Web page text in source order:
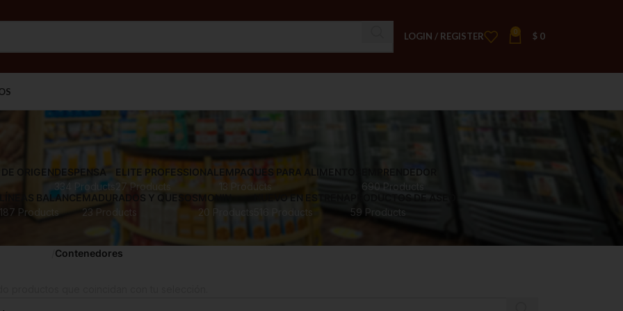
LOGIN / REGISTER 0 $ 0
ORIGENDESPENSA
334 Products
ELITE PROFESSIONAL
27 Products
EMPAQUES PARA ALIMENTOS
13 Products
EMPRENDEDOR
690 Products
LÍNEAS BALANCE
187 Products
MADURADOS Y QUESOS
23 Products
MONIN
20 Products
NUEVO EN ESTRENA
516 Products
59 Products
Contenedores